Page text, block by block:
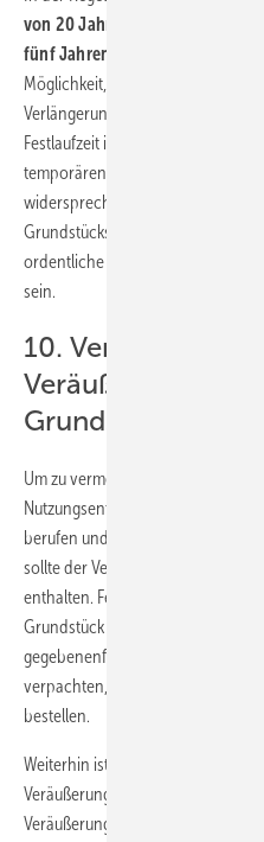
von 20 Jahren mit einer
fünf Jahren
Möglichkeit, den Vertrag zum
Verlängerung zu kündigen. Von
Festlaufzeit ist
temporären Verbindung der
widersprechen und einen
Grundstückseigentümer nach sich
ordentliche Kündigung für die
sein.
10.
Veräußerung des
Grundstücks
Um zu vermeiden, dass sich der
Nutzungsentgelt auf sein
berufen und mit der
sollte der Vertrag einen
enthalten. Ferner sollte sich der
Grundstück nicht ohne
gegebenenfalls auch der
verpachten, eine Baulast
bestellen.
Weiterhin ist es unerlässlich, dass
Veräußerung des Grundstücks zur
Veräußerungsklausel verpflichtet.